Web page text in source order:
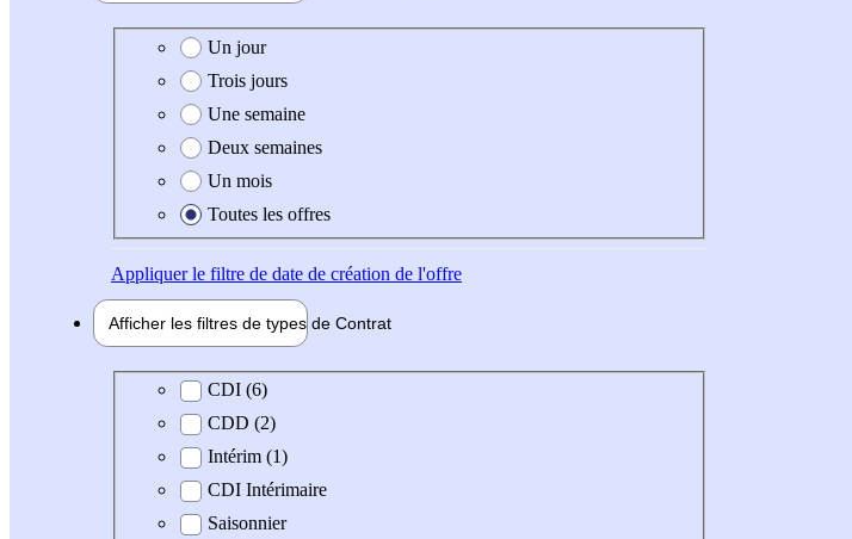
Date de création de l'offre
Un jour
Trois jours
Une semaine
Deux semaines
Un mois
Toutes les offres
Appliquerle filtre de date de création de l'offre
Afficher les filtres de types de Contrat
Type de contrat
CDI (6)
CDD (2)
Intérim (1)
CDI Intérimaire
Saisonnier